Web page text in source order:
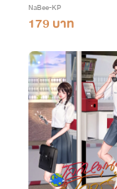
NaBee-KP
179 บาท